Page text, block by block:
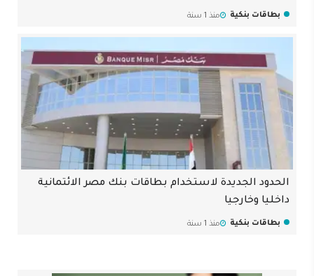
بطاقات بنكية منذ 1 سنة
الحدود الجديدة لاستخدام بطاقات بنك مصر الائتمانية
داخليا وخارجيا
بطاقات بنكية منذ 1 سنة